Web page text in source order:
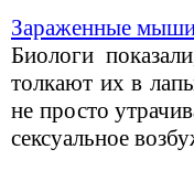
Зараженные мыши
Биологи
толкают их в
не просто
сексуальное